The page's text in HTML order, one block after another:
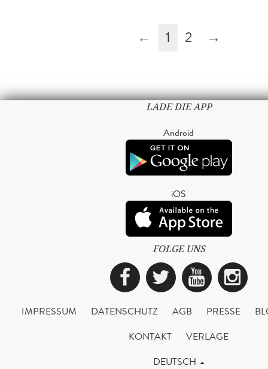
← 1 2 →
LADE DIE APP
Android
iOS
FOLGE UNS
Facebook
Twitter
IMPRESSUM DATENSCHUTZ AGB PRESSE
KONTAKT
VERLAGE
DEUTSCH